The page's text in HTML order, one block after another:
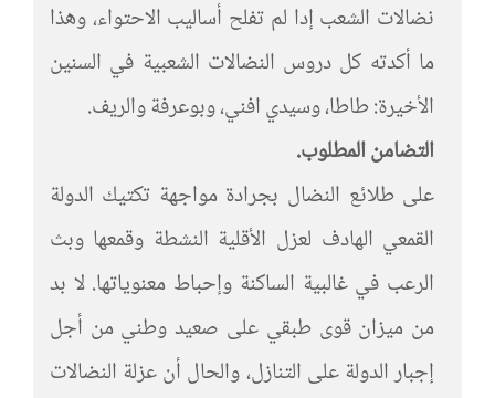
نضالات الشعب إدا لم تفلح أساليب الاحتواء، وهذا
ما أكدته كل دروس النضالات الشعبية في السنين
الأخيرة: طاطا، وسيدي افني، وبوعرفة والريف.
التضامن المطلوب.
على طلائع النضال بجرادة مواجهة تكتيك الدولة
القمعي الهادف لعزل الأقلية النشطة وقمعها وبث
الرعب في غالبية الساكنة وإحباط معنوياتها. لا بد
من ميزان قوى طبقي على صعيد وطني من أجل
إجبار الدولة على التنازل، والحال أن عزلة النضالات